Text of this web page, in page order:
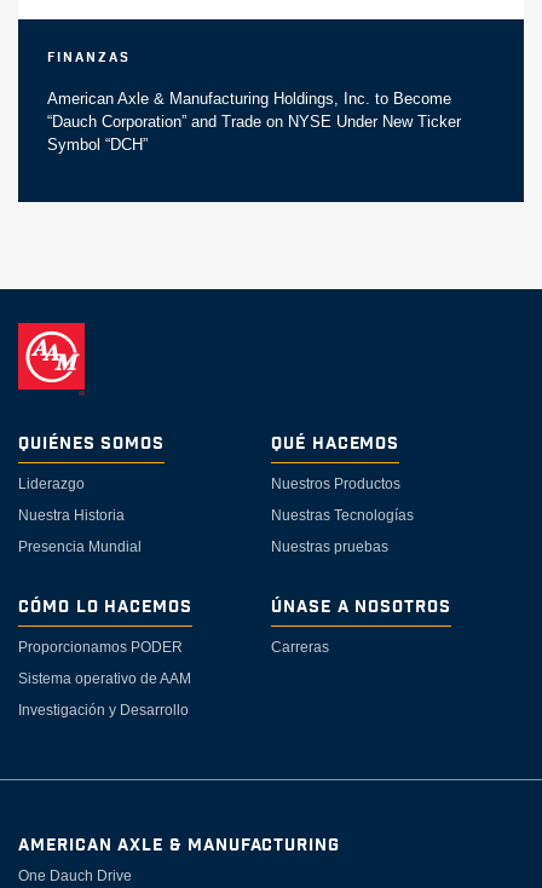
Finanzas
American Axle & Manufacturing Holdings, Inc. to Become
“Dauch Corporation” and Trade on NYSE Under New Ticker
Symbol “DCH”
Quiénes Somos
Liderazgo
Nuestra Historia
Presencia Mundial
Qué Hacemos
Nuestros Productos
Nuestras Tecnologías
Nuestras pruebas
Cómo lo Hacemos
Proporcionamos PODER
Sistema operativo de AAM
Investigación y Desarrollo
Únase a Nosotros
Carreras
AMERICAN AXLE & MANUFACTURING
One Dauch Drive